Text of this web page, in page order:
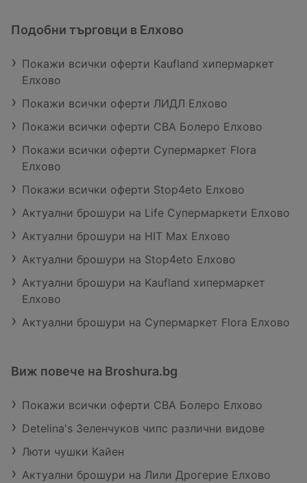
Подобни търговци в Елхово
Покажи всички оферти Kaufland хипермаркет
Елхово
Покажи всички оферти ЛИДЛ Елхово
Покажи всички оферти CBA Болеро Елхово
Покажи всички оферти Супермаркет Flora
Елхово
Покажи всички оферти Stop4eto Елхово
Актуални брошури на Life Супермаркети Елхово
Актуални брошури на HIT Max Елхово
Актуални брошури на Stop4eto Елхово
Актуални брошури на Kaufland хипермаркет
Елхово
Актуални брошури на Супермаркет Flora Елхово
Виж повече на Broshura.bg
Покажи всички оферти CBA Болеро Елхово
Detelina's Зеленчуков чипс различни видове
Люти чушки Кайен
Актуални брошури на Лили Дрогерие Елхово